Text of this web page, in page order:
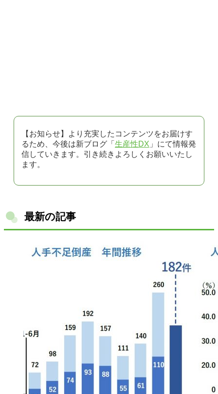
【お知らせ】より充実したコンテンツをお届けす
るため、今後は新ブログ「 生産性DX 」にて情報発
信していきます。引き続きよろしくお願いいたし
ます。
最新の記事